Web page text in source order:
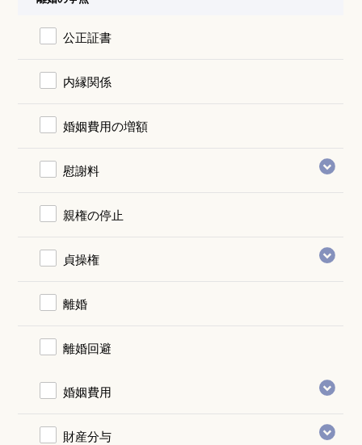
公正証書
内縁関係
婚姻費用の増額
慰謝料
親権の停止
貞操権
離婚
離婚回避
婚姻費用
財産分与